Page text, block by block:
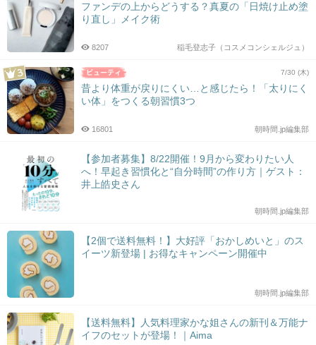
ファンデの上からどうする？真夏の「日焼け止め塗
り直し」メイク術
稲毛登志子（コスメコンシェルジュ）
8207
7/30 (木)
昔より体重が戻りにくい…と感じたら！「太りにく
い体」をつくる朝習慣3つ
朝時間.jp編集部
16801
【参加者募集】8/22開催！9月から変わりたい人
へ！早起き習慣化と“自分時間”の作り方｜ゲスト：
井上皓史さん
朝時間.jp編集部
【2個で送料無料！】大好評「おかしめいと」のス
イーツ新登場 | お得なキャンペーン開催中
朝時間.jp編集部
【送料無料】人気料理家かな姐さんの新刊＆万能ナ
イフのセットが登場！｜Aima